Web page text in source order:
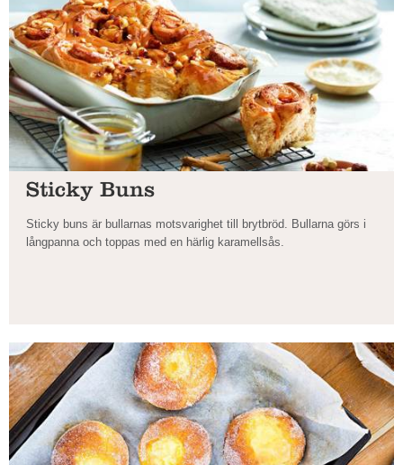
Sticky Buns
Sticky buns är bullarnas motsvarighet till brytbröd. Bullarna görs i
långpanna och toppas med en härlig karamellsås.